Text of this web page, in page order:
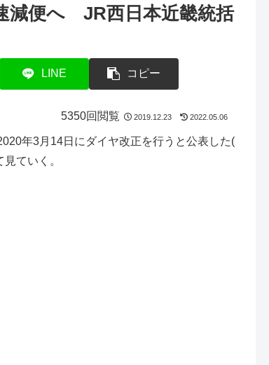
減便へ JR西日本近畿統括
LINE コピー
5350回閲覧 2019.12.23 2022.05.06
年3月14日にダイヤ改正を行うと公表した(
ていく。